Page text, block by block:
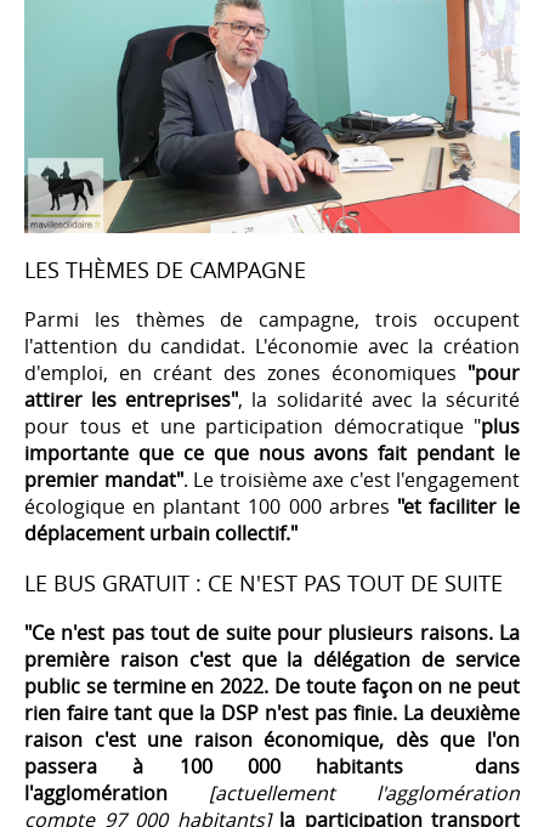
LES THÈMES DE CAMPAGNE
Parmi les thèmes de campagne, trois occupent
l'attention du candidat. L'économie avec la création
d'emploi, en créant des zones économiques "pour
attirer les entreprises", la solidarité avec la sécurité
pour tous et une participation démocratique "plus
importante que ce que nous avons fait pendant le
premier mandat". Le troisième axe c'est l'engagement
écologique en plantant 100 000 arbres "et faciliter le
déplacement urbain collectif."
LE BUS GRATUIT : CE N'EST PAS TOUT DE SUITE
"Ce n'est pas tout de suite pour plusieurs raisons. La
première raison c'est que la délégation de service
public se termine en 2022. De toute façon on ne peut
rien faire tant que la DSP n'est pas finie. La deuxième
raison c'est une raison économique, dès que l'on
passera à 100 000 habitants dans
l'agglomération [actuellement l'agglomération
compte 97 000 habitants] la participation transport